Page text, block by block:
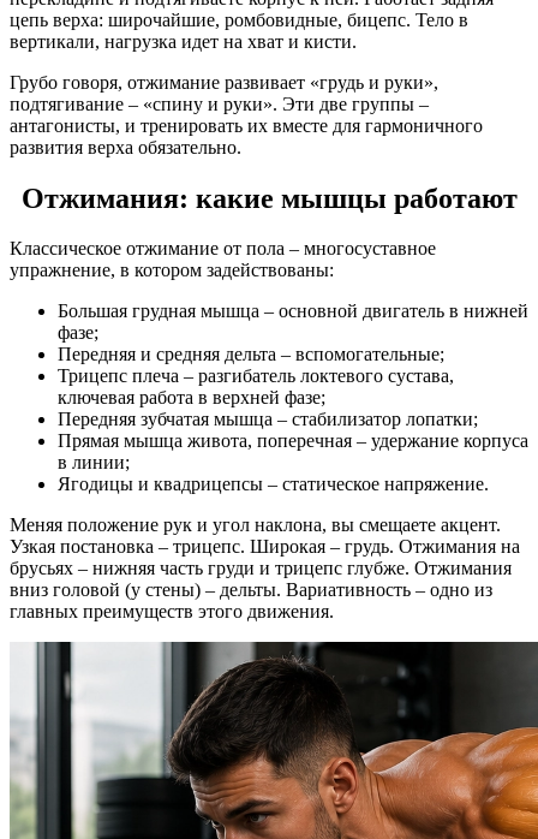
цепь верха: широчайшие, ромбовидные, бицепс. Тело в
вертикали, нагрузка идет на хват и кисти.
Грубо говоря, отжимание развивает «грудь и руки»,
подтягивание – «спину и руки». Эти две группы –
антагонисты, и тренировать их вместе для гармоничного
развития верха обязательно.
Отжимания: какие мышцы работают
Классическое отжимание от пола – многосуставное
упражнение, в котором задействованы:
Большая грудная мышца – основной двигатель в нижней
фазе;
Передняя и средняя дельта – вспомогательные;
Трицепс плеча – разгибатель локтевого сустава,
ключевая работа в верхней фазе;
Передняя зубчатая мышца – стабилизатор лопатки;
Прямая мышца живота, поперечная – удержание корпуса
в линии;
Ягодицы и квадрицепсы – статическое напряжение.
Меняя положение рук и угол наклона, вы смещаете акцент.
Узкая постановка – трицепс. Широкая – грудь. Отжимания на
брусьях – нижняя часть груди и трицепс глубже. Отжимания
вниз головой (у стены) – дельты. Вариативность – одно из
главных преимуществ этого движения.